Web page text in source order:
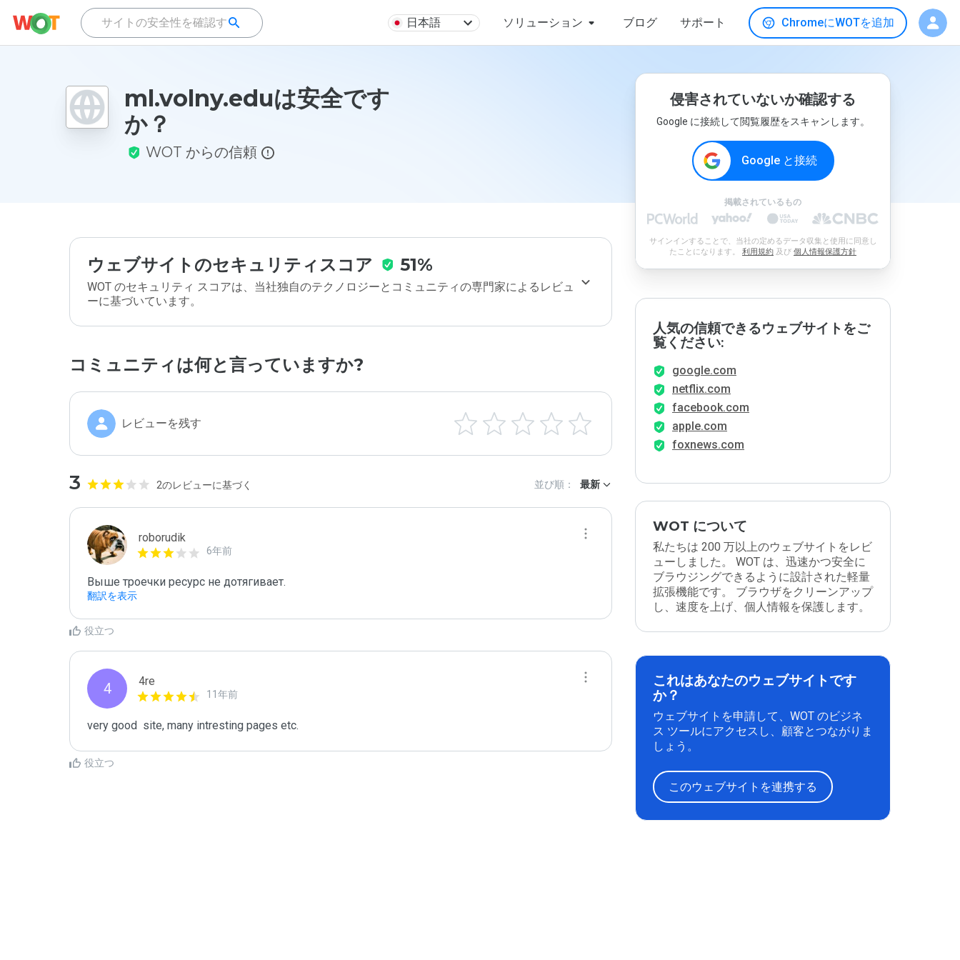
日本語 ソリューション ブログ サポート ChromeにWOTを追加
ml.volny.eduは安全です
か？
WOT からの信頼
ウェブサイトのセキュリティスコア 51%
WOT のセキュリティ スコアは、当社独自のテクノロジーとコミュニティの専門家によるレビュ
ーに基づいています。
コミュニティは何と言っていますか?
レビューを残す
3 2のレビューに基づく 並び順： 最新
roborudik
6年前
Выше троечки ресурс не дотягивает.
翻訳を表示
役立つ
4 4re
11年前
very good  site, many intresting pages etc.
役立つ
侵害されていないか確認する
Google に接続して閲覧履歴をスキャンします。
Google と接続
掲載されているもの
サインインすることで、当社の定めるデータ収集と使用に同意し
たことになります。 利用規約 及び 個人情報保護方針
人気の信頼できるウェブサイトをご
覧ください:
google.com
netflix.com
facebook.com
apple.com
foxnews.com
WOT について
私たちは 200 万以上のウェブサイトをレビ
ューしました。 WOT は、迅速かつ安全に
ブラウジングできるように設計された軽量
拡張機能です。 ブラウザをクリーンアップ
し、速度を上げ、個人情報を保護します。
これはあなたのウェブサイトです
か？
ウェブサイトを申請して、WOT のビジネ
ス ツールにアクセスし、顧客とつながりま
しょう。
このウェブサイトを連携する